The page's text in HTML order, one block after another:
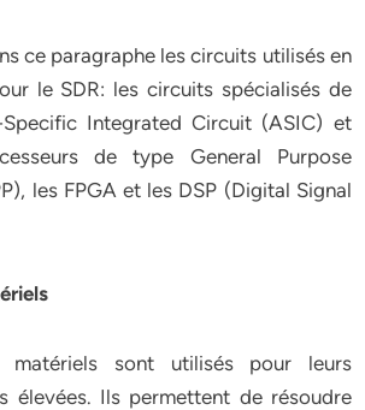
ce paragraphe les circuits utilisés en
le SDR: les circuits spécialisés de
Integrated Circuit (ASIC) et
de type General Purpose
les FPGA et les DSP (Digital Signal
matériels sont utilisés pour leurs
élevées. Ils permettent de résoudre